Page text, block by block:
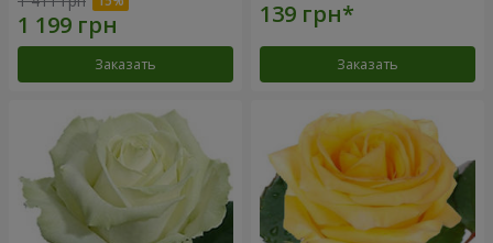
Заказать Заказать